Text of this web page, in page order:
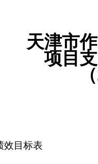
天津市
项目
效目标表